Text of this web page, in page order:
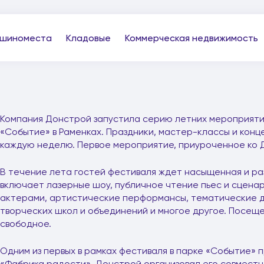
Кладовые Коммерческая недвижимость
Компания Донстрой запустила серию летних
«Событие» в Раменках. Праздники, мастер-классы и
каждую неделю. Первое мероприятие, приуроченное ко
В течение лета гостей фестиваля ждет насыщенная и
включает лазерные шоу, публичное чтение пьес и
актерами, артистические перформансы, тематические
творческих школ и объединений и многое другое.
свободное.
Одним из первых в рамках фестиваля в парке «Событие»